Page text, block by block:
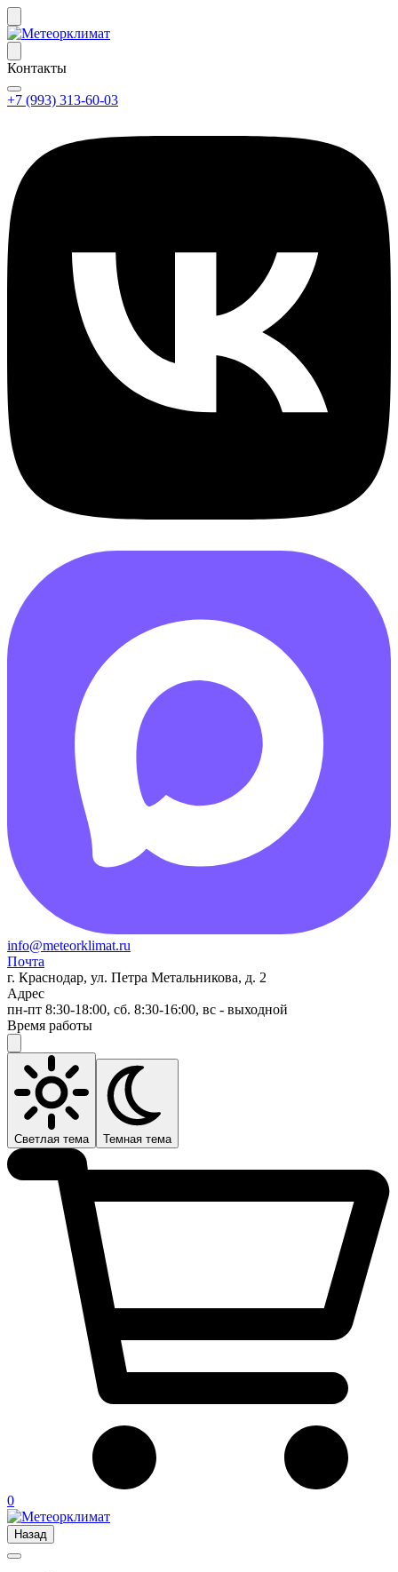
Контакты
+7 (993) 313-60-03
info@meteorklimat.ru
Почта
г. Краснодар, ул. Петра Метальникова, д. 2
Адрес
пн-пт 8:30-18:00, сб. 8:30-16:00, вс - выходной
Время работы
Светлая тема Темная тема
0
Назад